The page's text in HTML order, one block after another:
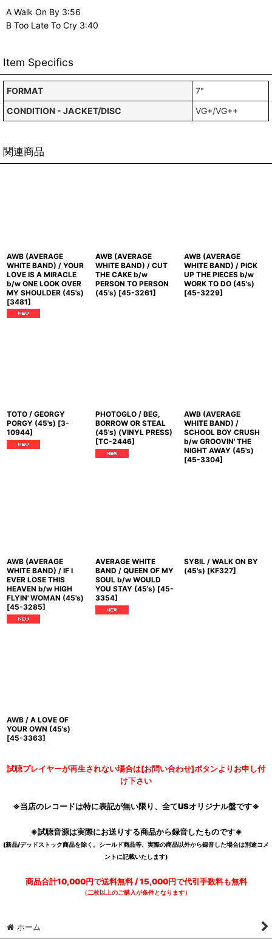
A Walk On By 3:56
B Too Late To Cry 3:40
Item Specifics
FORMAT
7"
CONDITION - JACKET/DISC
VG+/VG++
関連商品
AWB (AVERAGE
WHITE BAND) / YOUR
LOVE IS A MIRACLE
b/w ONE LOOK OVER
MY SHOULDER (45's)
[3481]
AWB (AVERAGE
WHITE BAND) / CUT
THE CAKE b/w
PERSON TO PERSON
(45's) [45-3261]
AWB (AVERAGE
WHITE BAND) / PICK
UP THE PIECES b/w
WORK TO DO (45's)
[45-3229]
TOTO / GEORGY
PORGY (45's) [3-
10944]
PHOTOGLO / BEG,
BORROW OR STEAL
(45's) (VINYL PRESS)
[TC-2446]
AWB (AVERAGE
WHITE BAND) /
SCHOOL BOY CRUSH
b/w GROOVIN' THE
NIGHT AWAY (45's)
[45-3304]
AWB (AVERAGE
WHITE BAND) / IF I
EVER LOSE THIS
HEAVEN b/w HIGH
FLYIN' WOMAN (45's)
[45-3285]
AVERAGE WHITE
BAND / QUEEN OF MY
SOUL b/w WOULD
YOU STAY (45's) [45-
3354]
SYBIL / WALK ON BY
(45's) [KF327]
AWB / A LOVE OF
YOUR OWN (45's)
[45-3363]
試聴プレイヤーが再生されない場合は[お問い合わせ]ボタンよりお申し付
け下さい
※当店のレコードは特に表記が無い限り、全てUSオリジナル盤です※
※試聴音源は実際にお送りする商品から録音したものです※
(新品/デッドストック商品を除く。シールド商品等、実際の商品以外から録音した場合は別途コメ
ントに記載いたします)
商品合計10,000円で送料無料 / 15,000円で代引手数料も無料
（二枚以上のご購入が条件となります）
ホーム